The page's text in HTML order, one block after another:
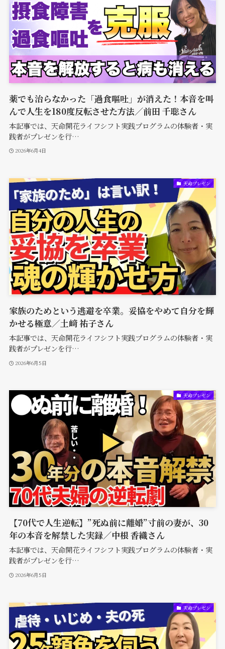
薬でも治らなかった「過食嘔吐」が消えた！本音を叫
んで人生を180度反転させた方法／前田 千聡さん
本記事では、天命開花ライフシフト実践プログラムの体験者・実
践者がプレゼンを行…
2026年6月4日
天命プレゼン
家族のためという逃避を卒業。妥協をやめて自分を輝
かせる極意／土﨑 祐子さん
本記事では、天命開花ライフシフト実践プログラムの体験者・実
践者がプレゼンを行…
2026年6月5日
天命プレゼン
【70代で人生逆転】”死ぬ前に離婚”寸前の妻が、30
年の本音を解禁した実録／中根 香織さん
本記事では、天命開花ライフシフト実践プログラムの体験者・実
践者がプレゼンを行…
2026年6月5日
天命プレゼン